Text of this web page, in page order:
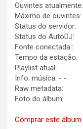
Ouvintes atualmente:
Máximo de ouvintes:
Status do servidor:
Status do AutoDJ:
Fonte conectada.:
Tempo da estação:
Playlist atual:
Info. música: - -
Raw metadata:
Foto do álbum:
Comprar este álbum